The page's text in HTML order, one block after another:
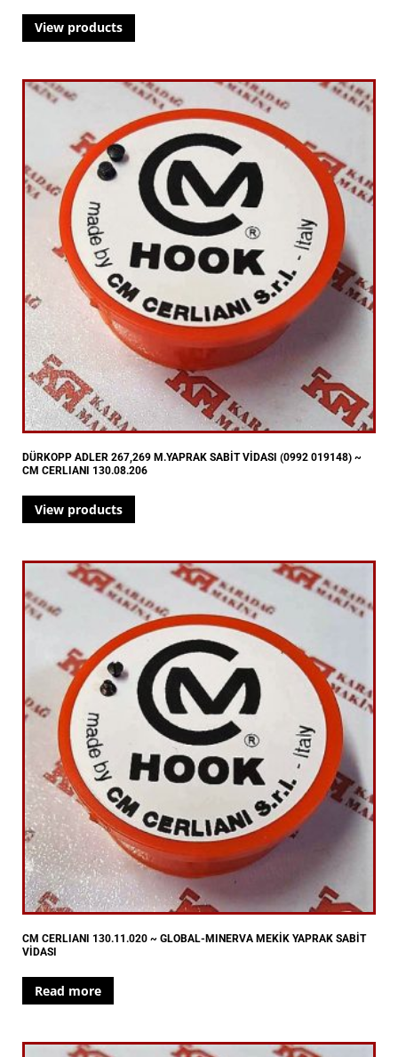
View products
DÜRKOPP ADLER 267,269 M.YAPRAK SABİT VİDASI (0992 019148) ~
CM CERLIANI 130.08.206
View products
CM CERLIANI 130.11.020 ~ GLOBAL-MINERVA MEKİK YAPRAK SABİT
VİDASI
Read more